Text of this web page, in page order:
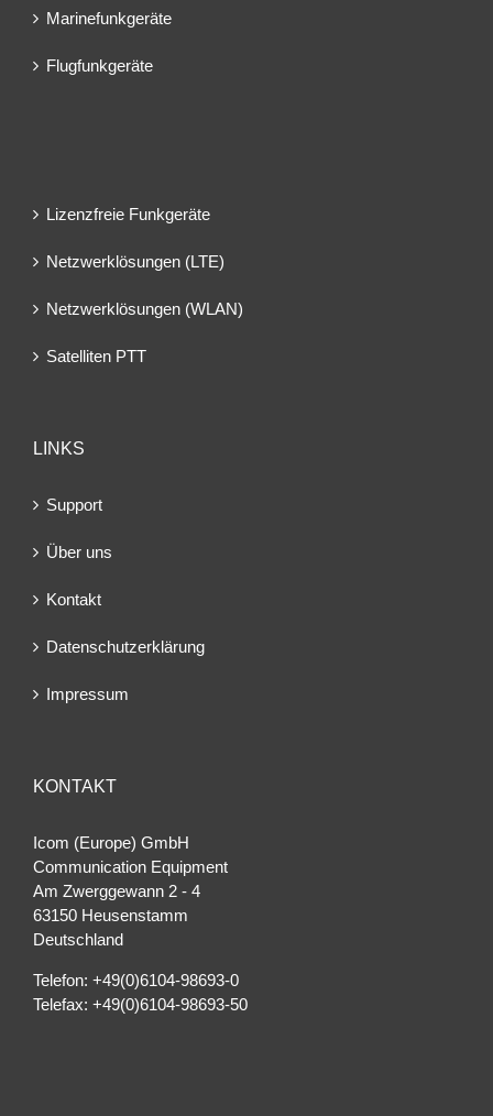
Marinefunkgeräte
Flugfunkgeräte
Lizenzfreie Funkgeräte
Netzwerklösungen (LTE)
Netzwerklösungen (WLAN)
Satelliten PTT
LINKS
Support
Über uns
Kontakt
Datenschutzerklärung
Impressum
KONTAKT
Icom (Europe) GmbH
Communication Equipment
Am Zwerggewann 2 ‐ 4
63150 Heusenstamm
Deutschland
Telefon: +49(0)6104-98693-0
Telefax: +49(0)6104-98693-50